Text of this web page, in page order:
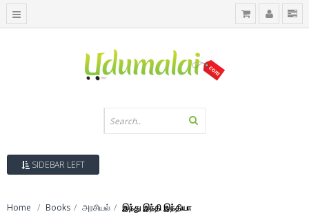
SIDEBAR LEFT
Home Books அரசியல் இந்து இந்தி இந்தியா